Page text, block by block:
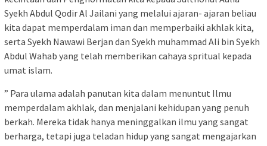
Syekh Abdul Qodir Al Jailani yang melalui ajaran- ajaran beliau
kita dapat memperdalam iman dan memperbaiki akhlak kita,
serta Syekh Nawawi Berjan dan Syekh muhammad Ali bin Syekh
Abdul Wahab yang telah memberikan cahaya spritual kepada
umat islam.
” Para ulama adalah panutan kita dalam menuntut Ilmu
memperdalam akhlak, dan menjalani kehidupan yang penuh
berkah. Mereka tidak hanya meninggalkan ilmu yang sangat
berharga, tetapi juga teladan hidup yang sangat mengajarkan